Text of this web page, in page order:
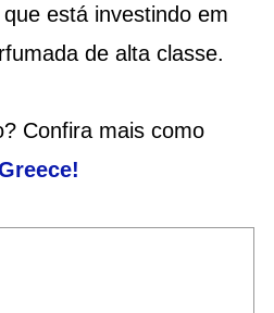
está investindo em
de alta classe.
Confira mais como
!